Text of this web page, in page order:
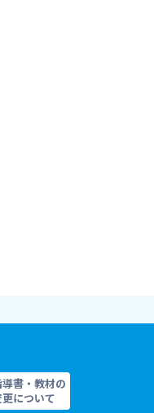
書・教材の
について